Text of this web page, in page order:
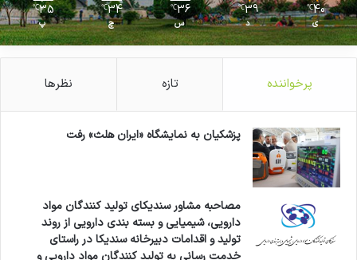
40
℃
ی
39
℃
د
36
℃
س
34
℃
چ
35
℃
پ
پرخواننده تازه نظرها
پزشکیان به نمایشگاه «ایران هلث» رفت
مصاحبه مشاور سندیکای تولید کنندگان مواد
دارویی، شیمیایی و بسته بندی دارویی از روند
تولید و اقدامات دبیرخانه سندیکا در راستای
خدمت رسانی به تولید کنندگان مواد دارویی و